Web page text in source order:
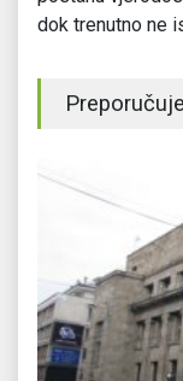
dok trenutno ne